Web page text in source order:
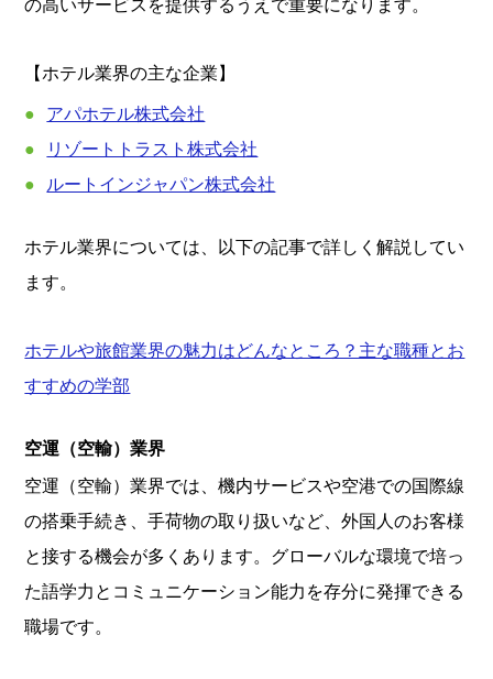
の高いサービスを提供するうえで重要になります。
【ホテル業界の主な企業】
アパホテル株式会社
リゾートトラスト株式会社
ルートインジャパン株式会社
ホテル業界については、以下の記事で詳しく解説してい
ます。
ホテルや旅館業界の魅力はどんなところ？主な職種とお
すすめの学部
空運（空輸）業界
空運（空輸）業界では、機内サービスや空港での国際線
の搭乗手続き、手荷物の取り扱いなど、外国人のお客様
と接する機会が多くあります。グローバルな環境で培っ
た語学力とコミュニケーション能力を存分に発揮できる
職場です。